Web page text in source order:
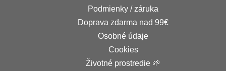
Podmienky / záruka
Doprava zdarma nad 99€
Osobné údaje
Cookies
Životné prostredie 🌱